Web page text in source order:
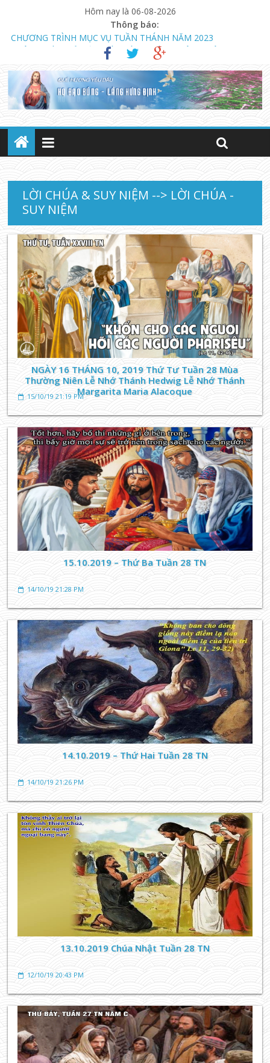
Hôm nay là 06-08-2026
Thông báo:
THÔNG BÁO MỞ LỚP GIÁO LÝ DỰ TÒNG HÔN NHÂN
NGÀY 13.08.2023 KHAI GIẢNG KHÓA GIÁO LÝ DỰ TÒNG VÀ
HÔN NHÂN (LÚC 18 GIỜ)
CHƯƠNG TRÌNH MỤC VỤ TUẦN THÁNH NĂM 2023
LỜI CHÚA & SUY NIỆM --> LỜI CHÚA -
SUY NIỆM
NGÀY 16 THÁNG 10, 2019 Thứ Tư Tuần 28 Mùa
Thường Niên Lễ Nhớ Thánh Hedwig Lễ Nhớ Thánh
Margarita Maria Alacoque
15/10/19 21:19 PM
15.10.2019 – Thứ Ba Tuần 28 TN
14/10/19 21:28 PM
14.10.2019 – Thứ Hai Tuần 28 TN
14/10/19 21:26 PM
13.10.2019 Chúa Nhật Tuần 28 TN
12/10/19 20:43 PM